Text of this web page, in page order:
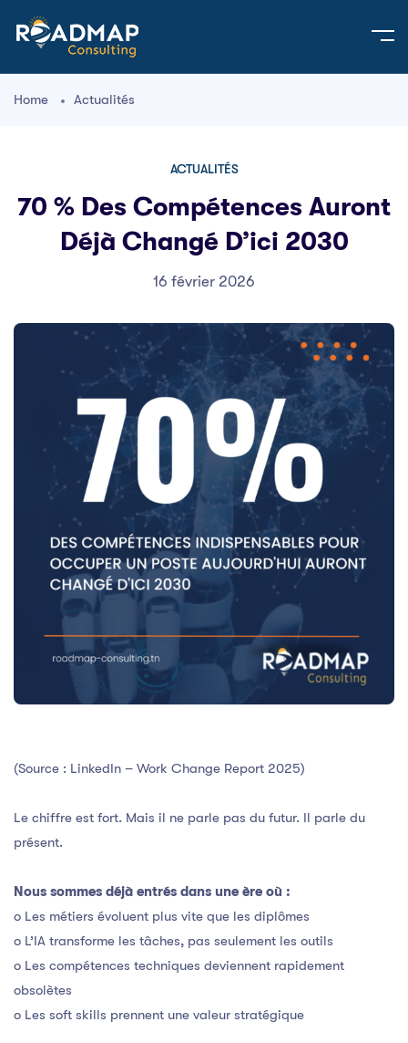
Home Actualités
ACTUALITÉS
70 % Des Compétences Auront
Déjà Changé D’ici 2030
16 février 2026
(Source : LinkedIn – Work Change Report 2025)
Le chiffre est fort. Mais il ne parle pas du futur. Il parle du
présent.
Nous sommes déjà entrés dans une ère où :
o Les métiers évoluent plus vite que les diplômes
o L’IA transforme les tâches, pas seulement les outils
o Les compétences techniques deviennent rapidement
obsolètes
o Les soft skills prennent une valeur stratégique